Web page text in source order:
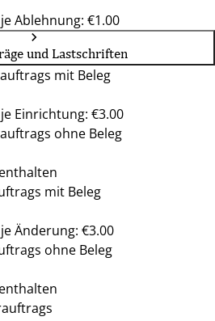
Ablehnung: €1.00
und Lastschriften
mit Beleg
Einrichtung: €3.00
ohne Beleg
mit Beleg
Änderung: €3.00
ohne Beleg